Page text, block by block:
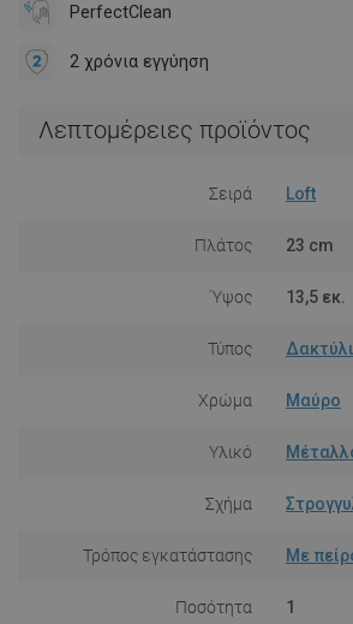
PerfectClean
2 χρόνια εγγύηση
Λεπτομέρειες προϊόντος
Σειρά Loft
Πλάτος 23 cm
Ύψος 13,5 εκ.
Τύπος
Χρώμα Μαύρο
Υλικό
Σχήμα
Τρόπος εγκατάστασης Με
Ποσότητα 1